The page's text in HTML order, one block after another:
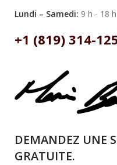
Lundi – Samedi: 9 h - 18 h
+1 (819) 314-
DEMANDEZ UNE
GRATUITE.